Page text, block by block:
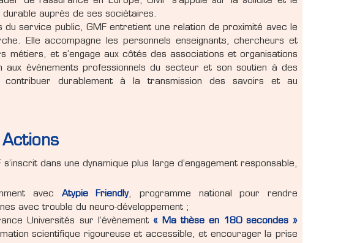
auprès de ses sociétaires.
service public, GMF entretient une relation de proximité avec le
Elle accompagne les personnels enseignants, chercheurs et
et s’engage aux côtés des associations et organisations
événements professionnels du secteur et son soutien à des
durablement à la transmission des savoirs et au
Actions
dans une dynamique plus large d’engagement responsable,
avec Atypie Friendly, programme national pour rendre
avec trouble du neuro-développement ;
Universités sur l’évènement « Ma thèse en 180 secondes »
scientifique rigoureuse et accessible, et encourager la prise